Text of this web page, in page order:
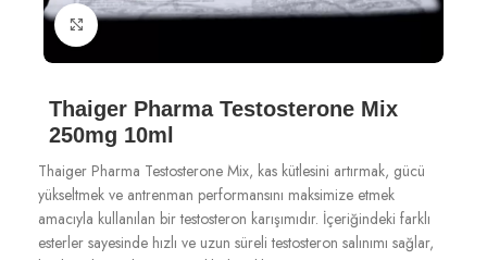
Büyütmek için tıklayın
Thaiger Pharma Testosterone Mix
250mg 10ml
Thaiger Pharma Testosterone Mix, kas kütlesini artırmak, gücü
yükseltmek ve antrenman performansını maksimize etmek
amacıyla kullanılan bir testosteron karışımıdır. İçeriğindeki farklı
esterler sayesinde hızlı ve uzun süreli testosteron salınımı sağlar,